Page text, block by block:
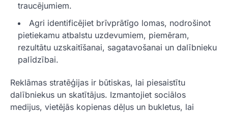
traucējumiem.
Agri identificējiet brīvprātīgo lomas, nodrošinot
pietiekamu atbalstu uzdevumiem, piemēram,
rezultātu uzskaitīšanai, sagatavošanai un dalībnieku
palīdzībai.
Reklāmas stratēģijas ir būtiskas, lai piesaistītu
dalībniekus un skatītājus. Izmantojiet sociālos
medijus, vietējās kopienas dēļus un bukletus, lai